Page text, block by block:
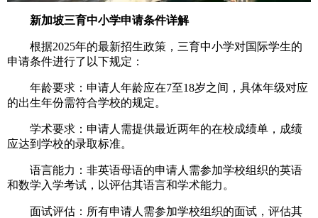
新加坡三育中小学申请条件详解
根据2025年的最新招生政策，三育中小学对国际学生的
申请条件进行了以下规定：
年龄要求：申请人年龄应在7至18岁之间，具体年级对应
的出生年份需符合学校的规定。
学术要求：申请人需提供最近两年的在校成绩单，成绩
应达到学校的录取标准。
语言能力：非英语母语的申请人需参加学校组织的英语
和数学入学考试，以评估其语言和学术能力。
面试评估：所有申请人需参加学校组织的面试，评估其